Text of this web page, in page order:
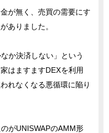
が無く、売買の需要にす
ありました。
か決済しない」という
はますますDEXを利用
れなくなる悪循環に陥り
がUNISWAPのAMM形